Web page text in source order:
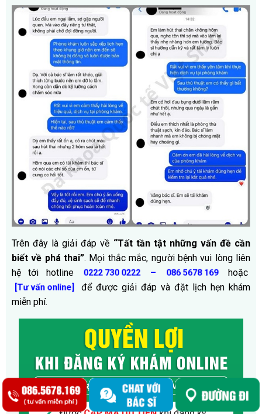
Trên đây là giải đáp về “Tất tần tật những vấn đề cần
biết về phá thai”. Mọi thắc mắc, người bệnh vui lòng liên
hệ tới hotline
0222 730 0222 – 086 5678 169 hoặc
[Tư vấn online]
để được giải đáp và đặt lịch hẹn khám
miễn phí.